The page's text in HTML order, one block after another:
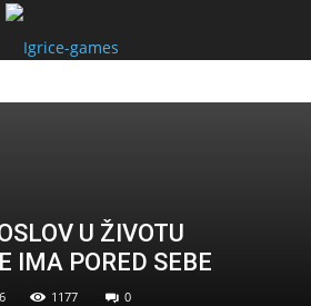
U ŽIVOTU
IMA PORED SEBE
1177 0